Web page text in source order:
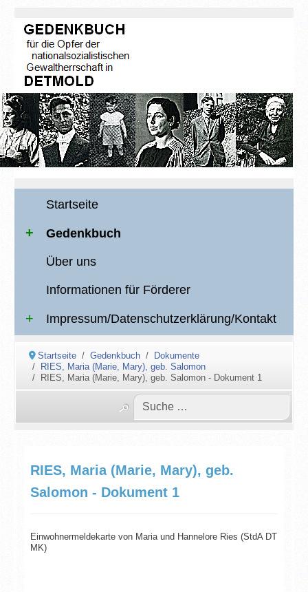
Startseite
Gedenkbuch
Über uns
Informationen für Förderer
Impressum/Datenschutzerklärung/Kontakt
Startseite Gedenkbuch
Dokumente
RIES, Maria (Marie, Mary), geb. Salomon
RIES, Maria (Marie, Mary), geb. Salomon - Dokument 1
RIES, Maria (Marie, Mary), geb.
Salomon - Dokument 1
Einwohnermeldekarte von Maria und Hannelore Ries (StdA DT
MK)